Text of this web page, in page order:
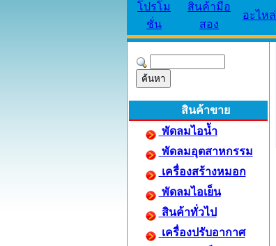
โปรโม
ชั่น
สินค้ามือ
สอง
อะไหล่
สินค้าขาย
พัดลมไอน้ำ
พัดลมอุตสาหกรรม
เครื่องสร้างหมอก
พัดลมไอเย็น
สินค้าทั่วไป
เครื่องปรับอากาศ